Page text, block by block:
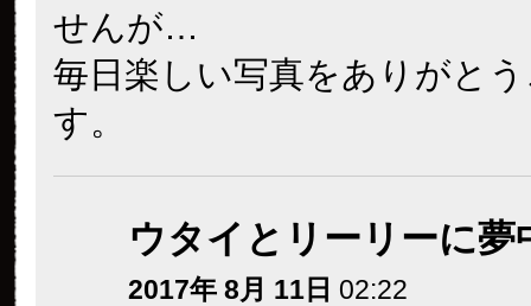
せんが…
毎日楽しい写真をありがと
す。
ウタイとリーリーに夢
2017年 8月 11日 02:22